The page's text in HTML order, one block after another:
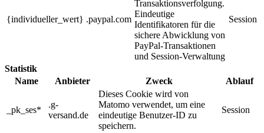
{individueller_wert} .paypal.com
Transaktionsverfolgung.
Eindeutige
Identifikatoren für die
sichere Abwicklung von
PayPal-Transaktionen
und Session-Verwaltung
Session
Statistik
Name
Anbieter Zweck Ablauf
_pk_ses*
.g-
versand.de
Dieses Cookie wird von
Matomo verwendet, um eine
eindeutige Benutzer-ID zu
speichern.
Session